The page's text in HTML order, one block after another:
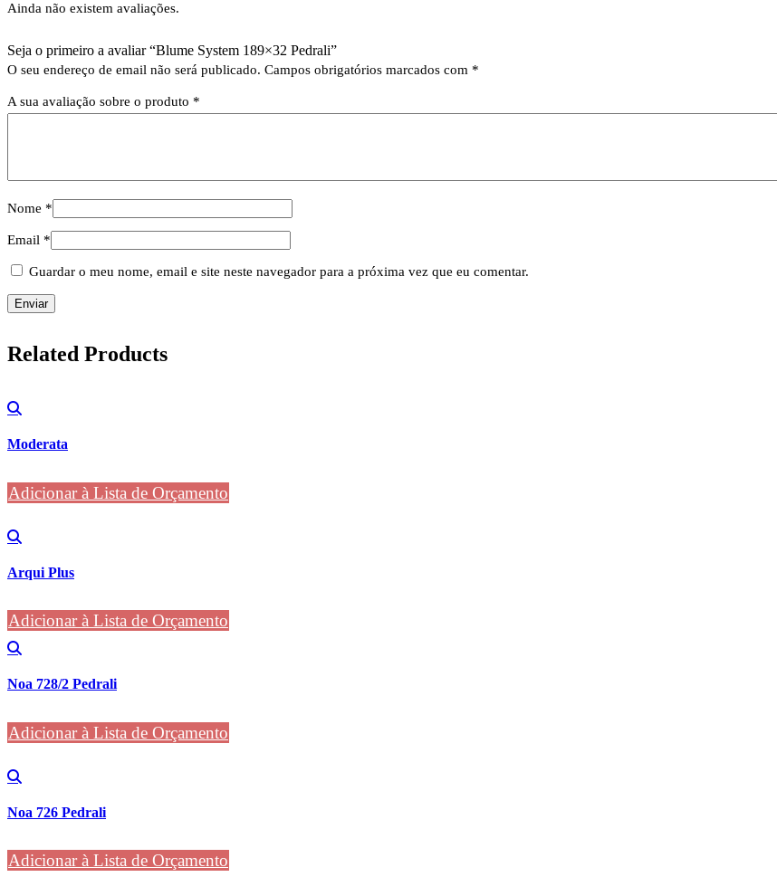
Ainda não existem avaliações.
Seja o primeiro a avaliar “Blume System 189×32 Pedrali”
O seu endereço de email não será publicado. Campos obrigatórios marcados com *
A sua avaliação sobre o produto *
Nome *
Email *
Guardar o meu nome, email e site neste navegador para a próxima vez que eu comentar.
Related Products
Moderata
Adicionar à Lista de Orçamento
Arqui Plus
Adicionar à Lista de Orçamento
Noa 728/2 Pedrali
Adicionar à Lista de Orçamento
Noa 726 Pedrali
Adicionar à Lista de Orçamento